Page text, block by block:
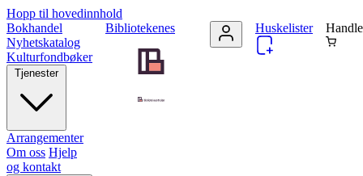
Hopp til hovedinnhold
Bibliotekenes
Bokhandel
Nyhetskatalog
Kulturfondbøker
Tjenester
Arrangementer
Om oss Hjelp
og kontakt
Huskelister